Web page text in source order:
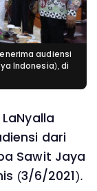
audiensi
Indonesia), di
LaNyalla
dari
Sawit Jaya
(3/6/2021).